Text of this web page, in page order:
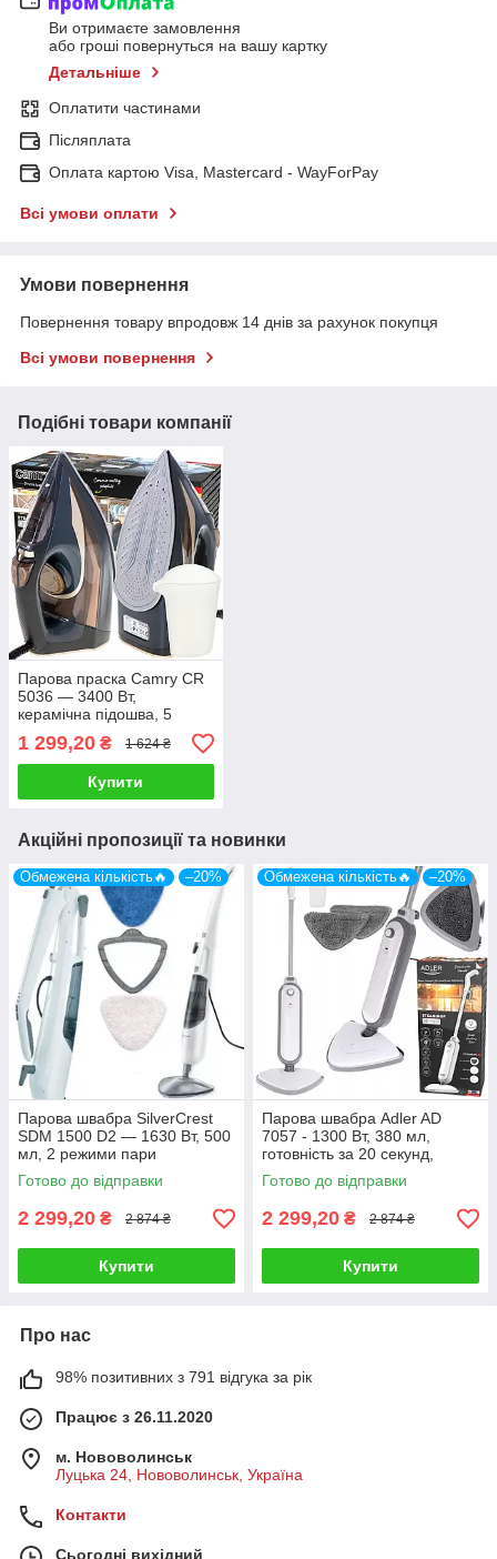
Ви отримаєте замовлення
або гроші повернуться на вашу картку
Детальніше
Оплатити частинами
Післяплата
Оплата картою Visa, Mastercard - WayForPay
Всі умови оплати
Умови повернення
Повернення товару впродовж 14 днів за рахунок покупця
Всі умови повернення
Подібні товари компанії
Парова праска Camry CR
5036 — 3400 Вт,
керамічна підошва, 5
режимів, автовимкнення.
1 299,20 ₴ 1 624 ₴
Купити
Акційні пропозиції та новинки
Обмежена кількість🔥 –20%
Парова швабра SilverCrest
SDM 1500 D2 — 1630 Вт, 500
мл, 2 режими пари
Готово до відправки
2 299,20 ₴ 2 874 ₴
Купити
Обмежена кількість🔥 –20%
Парова швабра Adler AD
7057 - 1300 Вт, 380 мл,
готовність за 20 секунд,
насадка для килимів
Готово до відправки
2 299,20 ₴ 2 874 ₴
Купити
Про нас
98% позитивних з 791 відгука за рік
Працює з 26.11.2020
м. Нововолинськ
Луцька 24, Нововолинськ, Україна
Контакти
Сьогодні вихідний